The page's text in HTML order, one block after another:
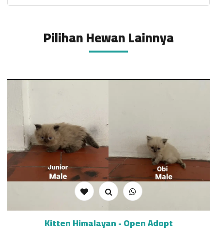
Pilihan Hewan Lainnya
Kitten Himalayan - Open Adopt